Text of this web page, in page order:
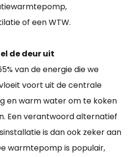
of een WTW.
de deur uit
van de energie die we
voort uit de centrale
en warm water om te koken
Een verantwoord alternatief
is dan ook zeker aan
warmtepomp is populair,